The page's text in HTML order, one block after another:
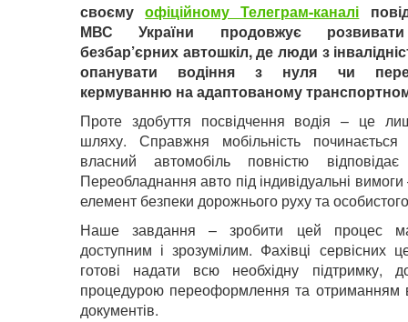
своємуофіційному Телеграм-каналі
МВС України продовжує
безбар’єрних автошкіл, де люди з
опанувати водіння з нуля чи
кермуванню на адаптованому
Проте здобуття посвідчення водія – це
шляху. Справжня мобільність починається
власний автомобіль повністю
Переобладнання авто під індивідуальні
елемент безпеки дорожнього руху та
Наше завдання – зробити цей процес
доступним і зрозумілим. Фахівці сервісних
готові надати всю необхідну підтримку,
процедурою переоформлення та отриманням
документів.